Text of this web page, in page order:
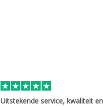
Uitstekende service, kwaliteit